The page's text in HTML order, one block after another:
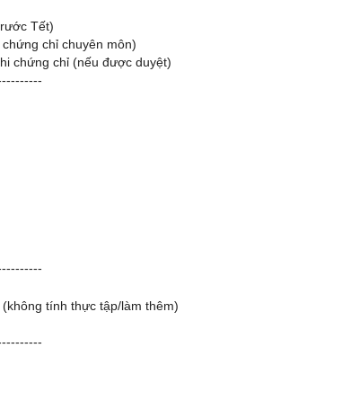
Tết)
chỉ chuyên môn)
chứng chỉ (nếu được duyệt)
tính thực tập/làm thêm)